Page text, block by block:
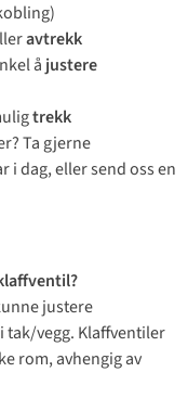
avtrekk
å justere
trekk
Ta gjerne
i dag, eller send oss en
justere
tak/vegg. Klaffventiler
rom, avhengig av